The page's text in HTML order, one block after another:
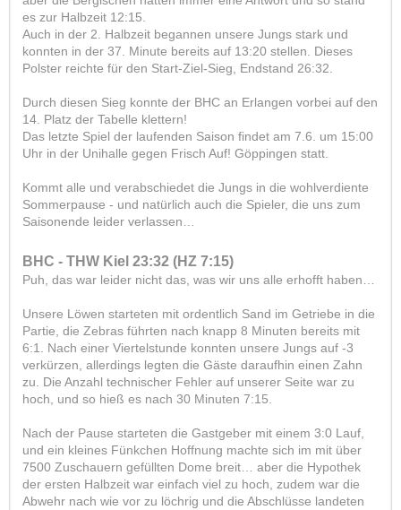
es zur Halbzeit 12:15.
Auch in der 2. Halbzeit begannen unsere Jungs stark und
konnten in der 37. Minute bereits auf 13:20 stellen. Dieses
Polster reichte für den Start-Ziel-Sieg, Endstand 26:32.
Durch diesen Sieg konnte der BHC an Erlangen vorbei auf den
14. Platz der Tabelle klettern!
Das letzte Spiel der laufenden Saison findet am 7.6. um 15:00
Uhr in der Unihalle gegen Frisch Auf! Göppingen statt.
Kommt alle und verabschiedet die Jungs in die wohlverdiente
Sommerpause - und natürlich auch die Spieler, die uns zum
Saisonende leider verlassen…
BHC - THW Kiel 23:32 (HZ 7:15)
Puh, das war leider nicht das, was wir uns alle erhofft haben…
Unsere Löwen starteten mit ordentlich Sand im Getriebe in die
Partie, die Zebras führten nach knapp 8 Minuten bereits mit
6:1. Nach einer Viertelstunde konnten unsere Jungs auf -3
verkürzen, allerdings legten die Gäste daraufhin einen Zahn
zu. Die Anzahl technischer Fehler auf unserer Seite war zu
hoch, und so hieß es nach 30 Minuten 7:15.
Nach der Pause starteten die Gastgeber mit einem 3:0 Lauf,
und ein kleines Fünkchen Hoffnung machte sich im mit über
7500 Zuschauern gefüllten Dome breit… aber die Hypothek
der ersten Halbzeit war einfach viel zu hoch, zudem war die
Abwehr nach wie vor zu löchrig und die Abschlüsse landeten